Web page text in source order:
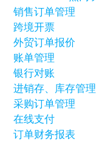
销售订单管理
跨境开票
外贸订单报价
账单管理
银行对账
进销存、库存管理
采购订单管理
在线支付
订单财务报表